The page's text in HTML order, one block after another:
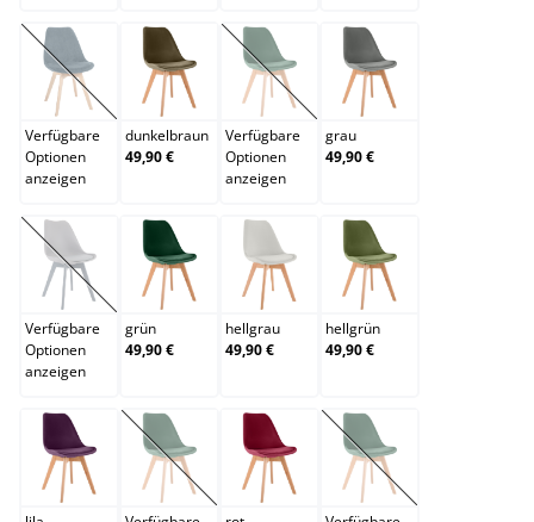
dunkelblau
(Diese Option ist zurzeit nicht verfügbar.)
Verfügbare
Optionen
anzeigen
dunkelbraun
dunkelbraun
49,90 €
dunkelgrau
(Diese Option ist zurzeit nicht
Verfügbare
Optionen
anzeigen
grau
grau
49,90 €
grau/grau
(Diese Option ist zurzeit nicht verfügbar.)
Verfügbare
Optionen
anzeigen
grün
grün
49,90 €
hellgrau
hellgrau
49,90 €
hellgrün
hellgrün
49,90 €
lila orange
(Diese Option ist zurzeit nicht verfügbar.)
rot schwarz
(Diese Option ist